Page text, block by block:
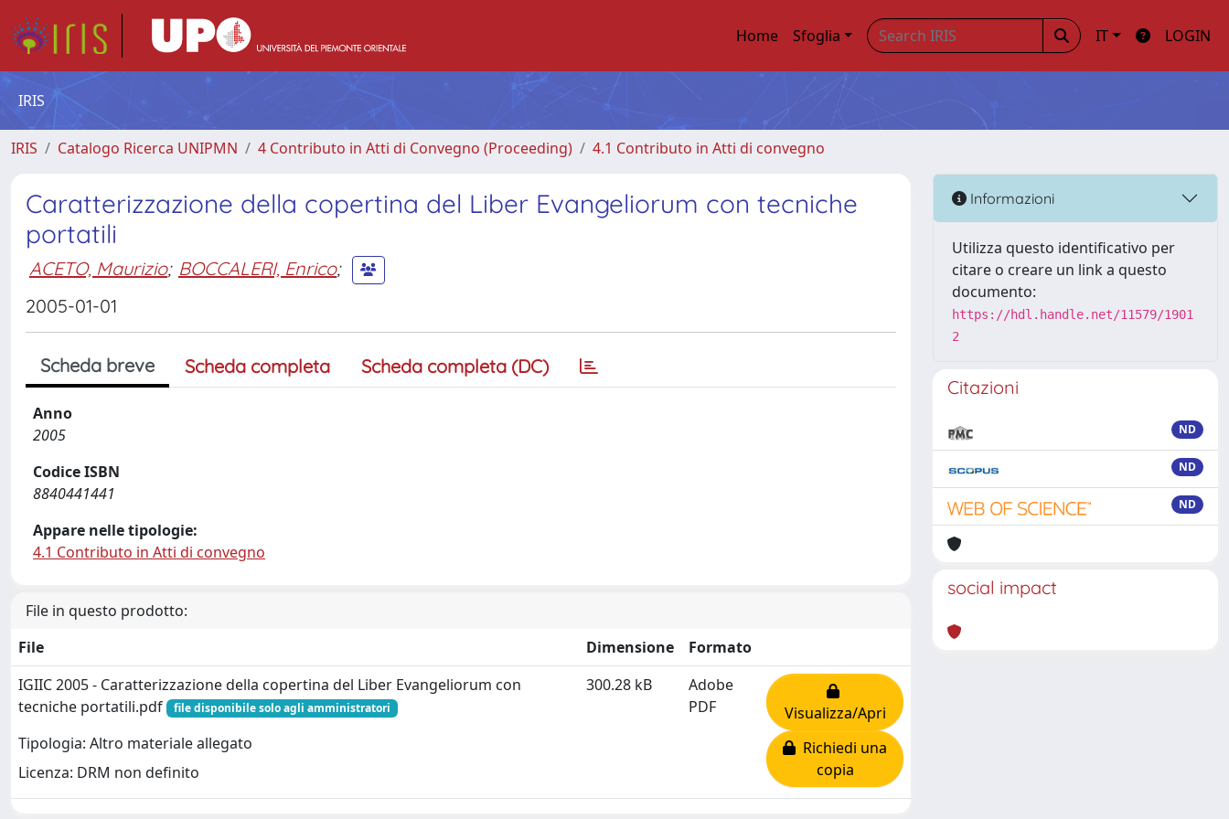
Home Sfoglia IT LOGIN
IRIS
IRIS Catalogo Ricerca UNIPMN 4 Contributo in Atti di Convegno (Proceeding) 4.1 Contributo in Atti di convegno
Caratterizzazione della copertina del Liber Evangeliorum con tecniche
portatili
ACETO, Maurizio; BOCCALERI, Enrico;
2005-01-01
Scheda breve Scheda completa Scheda completa (DC)
Anno
2005
Codice ISBN
8840441441
Appare nelle tipologie:
4.1 Contributo in Atti di convegno
File in questo prodotto:
File
Dimensione
Formato
IGIIC 2005 - Caratterizzazione della copertina del Liber Evangeliorum con
tecniche portatili.pdf
file disponibile solo agli amministratori
Tipologia: Altro materiale allegato
Licenza: DRM non definito
300.28 kB
Adobe
PDF
Visualizza/Apri
Richiedi una
copia
Informazioni
Utilizza questo identificativo per
citare o creare un link a questo
documento:
https://hdl.handle.net/11579/1901
2
Citazioni
ND
ND
ND
social impact